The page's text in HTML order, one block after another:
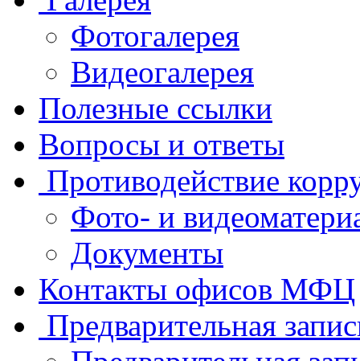
Фотогалерея
Видеогалерея
Полезные ссылки
Вопросы и ответы
Противодействие
Фото- и
Документы
Контакты офисов МФЦ
Предварительная